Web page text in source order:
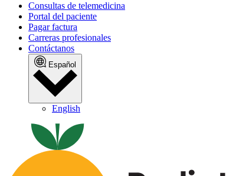
Consultas de telemedicina
Portal del paciente
Pagar factura
Carreras profesionales
Contáctanos
Español
English